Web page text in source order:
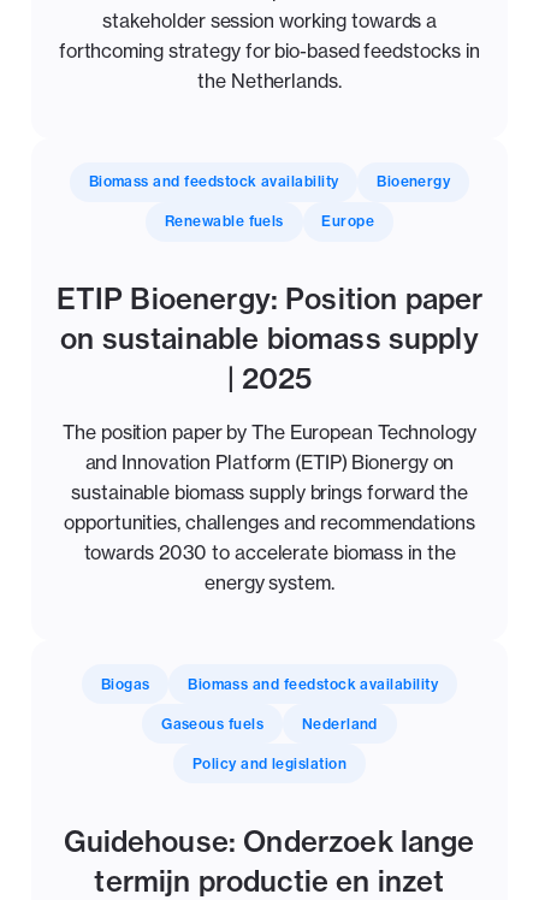
stakeholder session working towards a
forthcoming strategy for bio-based feedstocks in
the Netherlands.
Biomass and feedstock availability Bioenergy
Renewable fuels Europe
ETIP Bioenergy: Position paper
on sustainable biomass supply
| 2025
The position paper by The European Technology
and Innovation Platform (ETIP) Bionergy on
sustainable biomass supply brings forward the
opportunities, challenges and recommendations
towards 2030 to accelerate biomass in the
energy system.
Biogas Biomass and feedstock availability
Gaseous fuels Nederland
Policy and legislation
Guidehouse: Onderzoek lange
termijn productie en inzet